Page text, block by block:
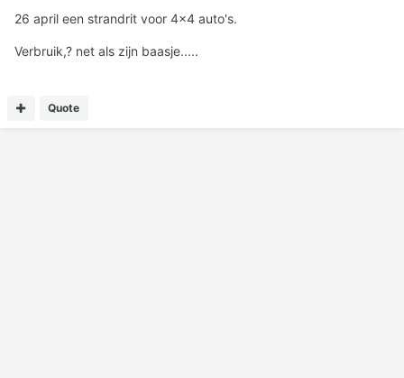
26 april een strandrit voor 4x4 auto's.
Verbruik,? net als zijn baasje.....
Quote